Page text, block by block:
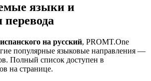
языки и
на русский, PROMT.One
популярные языковые направления —
Полный список доступен в
на странице.